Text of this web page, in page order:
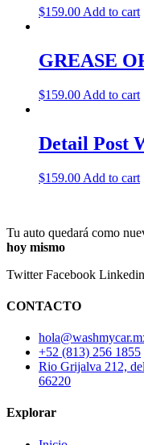
$159.00 Add to cart
GREASE
$159.00 Add to cart
Detail Post
$159.00 Add to cart
Tu auto quedará como
hoy mismo
Twitter Facebook
CONTACTO
+52 (813) 256 1855
Rio Grijalva 212,
66220
Explorar